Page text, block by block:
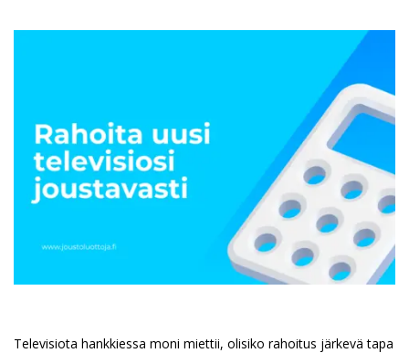
Televisiota hankkiessa moni miettii, olisiko rahoitus järkevä tapa